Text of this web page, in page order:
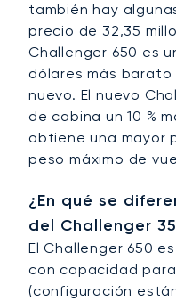
también hay
precio de 32,35
Challenger 650 es
dólares más barato
nuevo. El nuevo
de cabina un 10 %
obtiene una mayor
peso máximo de
¿En qué se
del Challenger
El Challenger 650
con capacidad
(configuración